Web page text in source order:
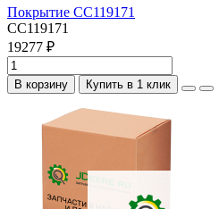
Покрытие CC119171
CC119171
19277 ₽
В корзину Купить в 1 клик